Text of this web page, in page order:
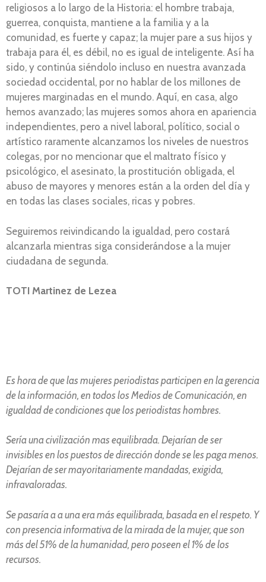
religiosos a lo largo de la Historia: el hombre trabaja,
guerrea, conquista, mantiene a la familia y a la
comunidad, es fuerte y capaz; la mujer pare a sus hijos y
trabaja para él, es débil, no es igual de inteligente. Así ha
sido, y continúa siéndolo incluso en nuestra avanzada
sociedad occidental, por no hablar de los millones de
mujeres marginadas en el mundo. Aquí, en casa, algo
hemos avanzado; las mujeres somos ahora en apariencia
independientes, pero a nivel laboral, político, social o
artístico raramente alcanzamos los niveles de nuestros
colegas, por no mencionar que el maltrato físico y
psicológico, el asesinato, la prostitución obligada, el
abuso de mayores y menores están a la orden del día y
en todas las clases sociales, ricas y pobres.
Seguiremos reivindicando la igualdad, pero costará
alcanzarla mientras siga considerándose a la mujer
ciudadana de segunda.
TOTI Martinez de Lezea
Es hora de que las mujeres periodistas participen en la gerencia
de la información, en todos los Medios de Comunicación, en
igualdad de condiciones que los periodistas hombres.
Sería una civilización mas equilibrada. Dejarían de ser
invisibles en los puestos de dirección donde se les paga menos.
Dejarían de ser mayoritariamente mandadas, exigida,
infravaloradas.
Se pasaría a a una era más equilibrada, basada en el respeto. Y
con presencia informativa de la mirada de la mujer, que son
más del 51% de la humanidad, pero poseen el 1% de los
recursos.